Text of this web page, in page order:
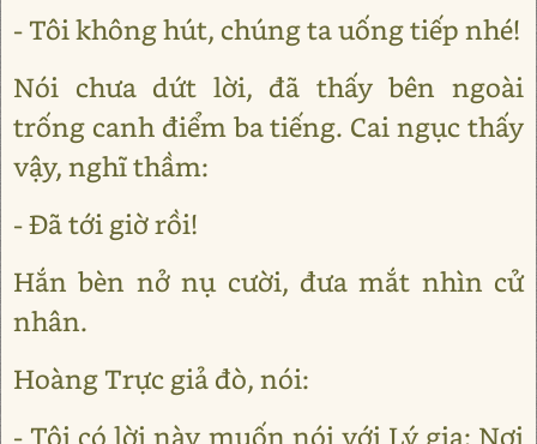
- Tôi không hút, chúng ta uống tiếp nhé!
Nói chưa dứt lời, đã thấy bên ngoài
trống canh điểm ba tiếng. Cai ngục thấy
vậy, nghĩ thầm:
- Đã tới giờ rồi!
Hắn bèn nở nụ cười, đưa mắt nhìn cử
nhân.
Hoàng Trực giả đò, nói:
- Tôi có lời này muốn nói với Lý gia: Nơi